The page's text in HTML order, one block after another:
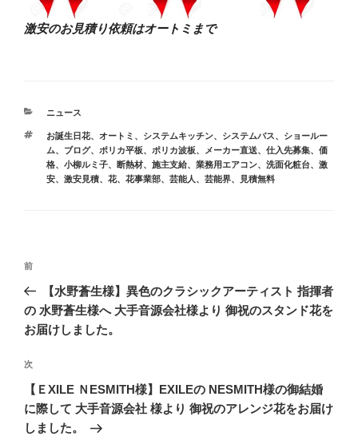
激安のお見積り依頼はオートミまで
カ
ゴ
リ
ー
ニュース
タ
グ
お誕生日花、 オートミ 、 システムキッチン、 システムバス、
ショールー
ム、 ブログ、 ポリカ平板、 ポリカ波板、 メーカー直送、 仕入先募集、 価
格、 小柳ルミ子、 断熱材、 施主支給、 業務用エアコン、 洗面化粧台、 激
安、 激安見積、 花、 花事業部、 芸能人 、 芸能界、 見積無料
投
ナ
ビ
ー
シ
ョ
ン
前
の
投
稿
前
【水野蒼生様】異色のクラシックアーティスト 指揮者
の 水野蒼生様へ 大手音源会社様より 御祝のスタンド花を
お届けしました。
次
の
投
稿
次
【ＥXILE ＮESMITH様】EXILEの NESMITH様の御結婚
に際して 大手音源会社 様より 御祝のアレンジ花をお届け
しました。